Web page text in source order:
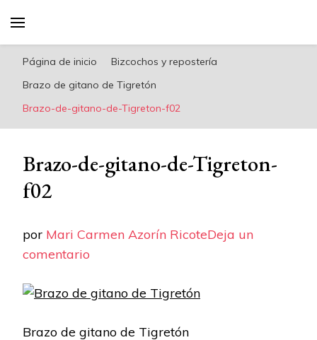
riconoricote.com es un blog de cocina sana,
fácil, saludable y dieta mediterránea
Página de inicio
Bizcochos y repostería
Brazo de gitano de Tigretón
Brazo-de-gitano-de-Tigreton-f02
Brazo-de-gitano-de-Tigreton-
f02
por Mari Carmen Azorín RicoteDeja un
comentario
de-
de-
Brazo de gitano de Tigretón